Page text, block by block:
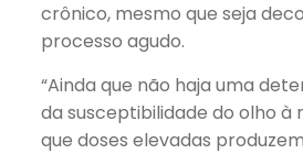
crônico, mesmo que seja
processo agudo.
“Ainda que não haja uma
da susceptibilidade do olho à
que doses elevadas